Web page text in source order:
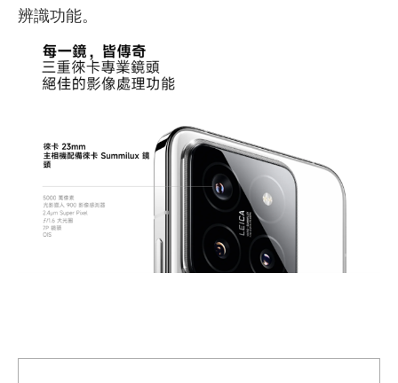
辨識功能。